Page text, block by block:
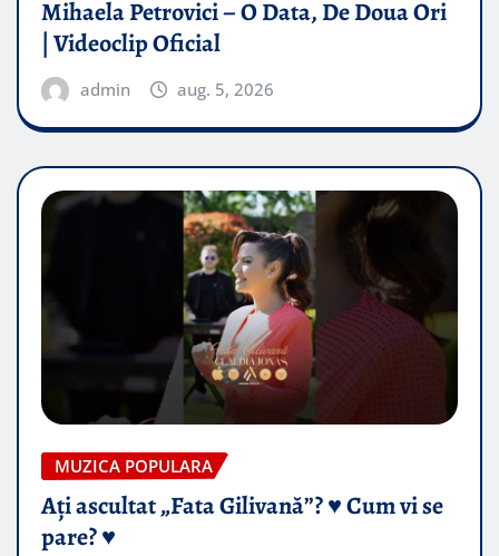
Mihaela Petrovici – O Data, De Doua Ori
| Videoclip Oficial
admin aug. 5, 2026
MUZICA POPULARA
Ați ascultat „Fata Gilivană”? ♥️ Cum vi se
pare? ♥️